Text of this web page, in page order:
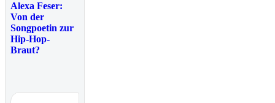
Alexa Feser:
Von der
Songpoetin zur
Hip-Hop-
Braut?